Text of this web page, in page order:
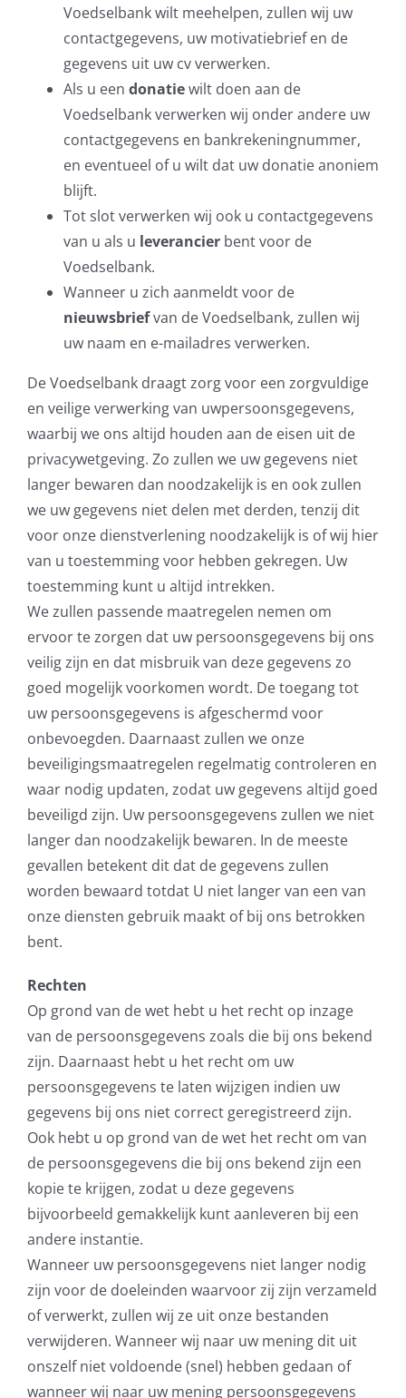
Voedselbank wilt meehelpen, zullen wij uw
contactgegevens, uw motivatiebrief en de
gegevens uit uw cv verwerken.
Als u een donatiewilt doen aan de
Voedselbank verwerken wij onder andere uw
contactgegevens en bankrekeningnummer,
en eventueel of u wilt dat uw donatie anoniem
blijft.
Tot slot verwerken wij ook u contactgegevens
van u als u leverancierbent voor de
Voedselbank.
Wanneer u zich aanmeldt voor de
nieuwsbriefvan de Voedselbank, zullen wij
uw naam en e-mailadres verwerken.
De Voedselbank draagt zorg voor een zorgvuldige
en veilige verwerking van uwpersoonsgegevens,
waarbij we ons altijd houden aan de eisen uit de
privacywetgeving. Zo zullen we uw gegevens niet
langer bewaren dan noodzakelijk is en ook zullen
we uw gegevens niet delen met derden, tenzij dit
voor onze dienstverlening noodzakelijk is of wij hier
van u toestemming voor hebben gekregen. Uw
toestemming kunt u altijd intrekken.
We zullen passende maatregelen nemen om
ervoor te zorgen dat uw persoonsgegevens bij ons
veilig zijn en dat misbruik van deze gegevens zo
goed mogelijk voorkomen wordt. De toegang tot
uw persoonsgegevens is afgeschermd voor
onbevoegden. Daarnaast zullen we onze
beveiligingsmaatregelen regelmatig controleren en
waar nodig updaten, zodat uw gegevens altijd goed
beveiligd zijn. Uw persoonsgegevens zullen we niet
langer dan noodzakelijk bewaren. In de meeste
gevallen betekent dit dat de gegevens zullen
worden bewaard totdat U niet langer van een van
onze diensten gebruik maakt of bij ons betrokken
bent.
Rechten
Op grond van de wet hebt u het recht op inzage
van de persoonsgegevens zoals die bij ons bekend
zijn. Daarnaast hebt u het recht om uw
persoonsgegevens te laten wijzigen indien uw
gegevens bij ons niet correct geregistreerd zijn.
Ook hebt u op grond van de wet het recht om van
de persoonsgegevens die bij ons bekend zijn een
kopie te krijgen, zodat u deze gegevens
bijvoorbeeld gemakkelijk kunt aanleveren bij een
andere instantie.
Wanneer uw persoonsgegevens niet langer nodig
zijn voor de doeleinden waarvoor zij zijn verzameld
of verwerkt, zullen wij ze uit onze bestanden
verwijderen. Wanneer wij naar uw mening dit uit
onszelf niet voldoende (snel) hebben gedaan of
wanneer wij naar uw mening persoonsgegevens